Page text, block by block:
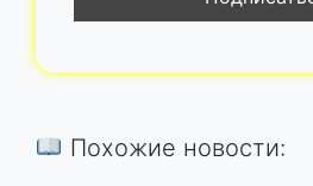
Похожие новости: